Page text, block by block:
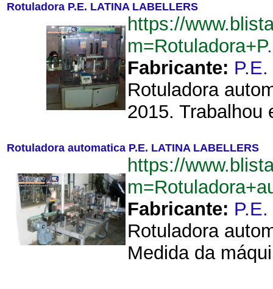
Rotuladora P.E. LATINA LABELLERS
https://
Fabricante:
Rotuladora
2015. Trabalhou
Rotuladora automatica P.E. LATINA LABELLERS
https://
Fabricante:
Rotuladora
Medida da